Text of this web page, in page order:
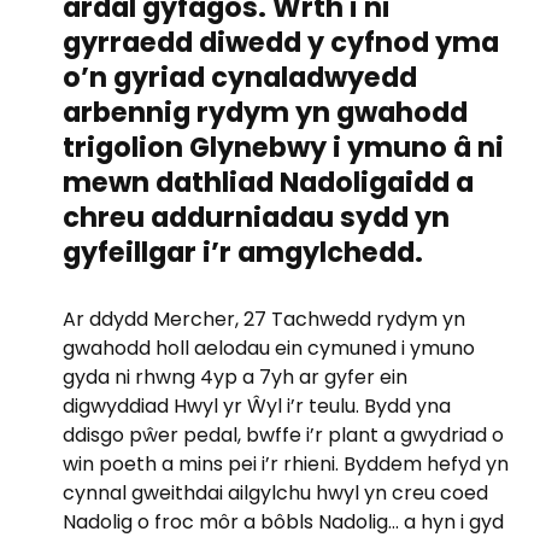
gyrraedd diwedd y cyfnod yma
o’n gyriad cynaladwyedd
arbennig rydym yn gwahodd
trigolion Glynebwy i ymuno â ni
mewn dathliad Nadoligaidd a
chreu addurniadau sydd yn
gyfeillgar i’r amgylchedd.
Ar ddydd Mercher, 27 Tachwedd rydym yn
gwahodd holl aelodau ein cymuned i ymuno
gyda ni rhwng 4yp a 7yh ar gyfer ein
digwyddiad Hwyl yr Ŵyl i’r teulu. Bydd yna
ddisgo pŵer pedal, bwffe i’r plant a gwydriad o
win poeth a mins pei i’r rhieni. Byddem hefyd yn
cynnal gweithdai ailgylchu hwyl yn creu coed
Nadolig o froc môr a bôbls Nadolig… a hyn i gyd